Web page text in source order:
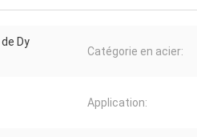
Dy
Catégorie en acier:
Application: